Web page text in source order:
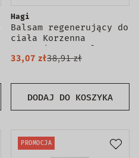
DODAJ DO KOSZYKA
Hagi
Balsam regenerujący do
ciała Korzenna
Pomarańcza 200ml
33,07 zł38,91 zł
PROMOCJA